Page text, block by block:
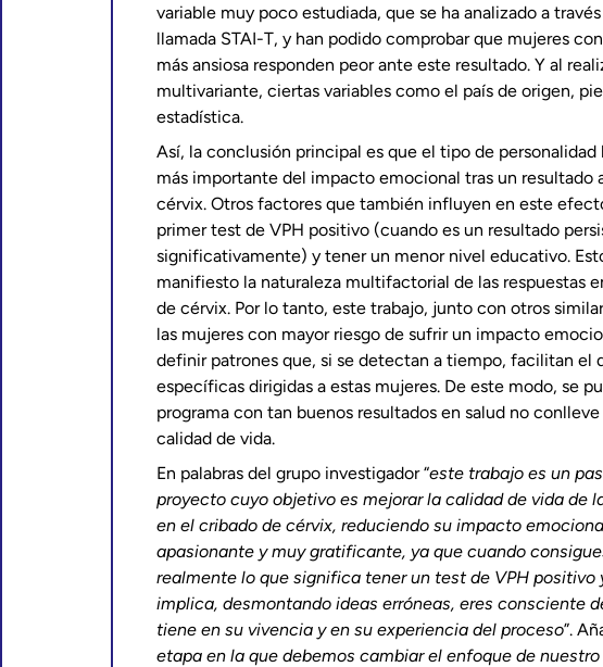
variable muy poco estudiada, que se ha analizado a
llamada STAI-T, y han podido comprobar que mujeres
más ansiosa responden peor ante este resultado. Y al
multivariante, ciertas variables como el país de origen,
estadística.
Así, la conclusión principal es que el tipo de
más importante del impacto emocional tras un resultado
cérvix. Otros factores que también influyen en este
primer test de VPH positivo (cuando es un resultado
significativamente) y tener un menor nivel educativo.
manifiesto la naturaleza multifactorial de las respuestas
de cérvix. Por lo tanto, este trabajo, junto con otros
las mujeres con mayor riesgo de sufrir un impacto
definir patrones que, si se detectan a tiempo, facilitan el
específicas dirigidas a estas mujeres. De este modo, se
programa con tan buenos resultados en salud no
calidad de vida.
En palabras del grupo investigador “este trabajo es un
proyecto cuyo objetivo es mejorar la calidad de vida de
en el cribado de cérvix, reduciendo su impacto
apasionante y muy gratificante, ya que cuando
realmente lo que significa tener un test de VPH positivo
implica, desmontando ideas erróneas, eres consciente
tiene en su vivencia y en su experiencia del proceso”.
etapa en la que debemos cambiar el enfoque de